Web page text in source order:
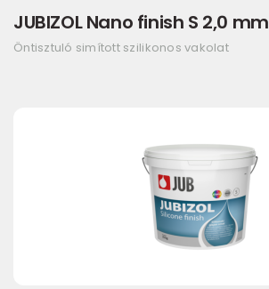
JUBIZOL Nano finish S 2,0 mm
Öntisztuló simított szilikonos vakolat